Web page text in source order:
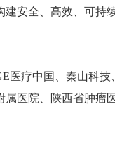
安全、高效、可持
医疗中国、秦山科
医院、陕西省肿瘤